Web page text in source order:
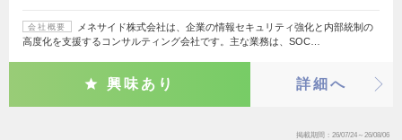
会社概要
メネサイド株式会社は、企業の情報セキュリティ強化と内部統制の
高度化を支援するコンサルティング会社です。主な業務は、SOC…
興味あり 詳細へ
掲載期間 26/07/24～26/08/06